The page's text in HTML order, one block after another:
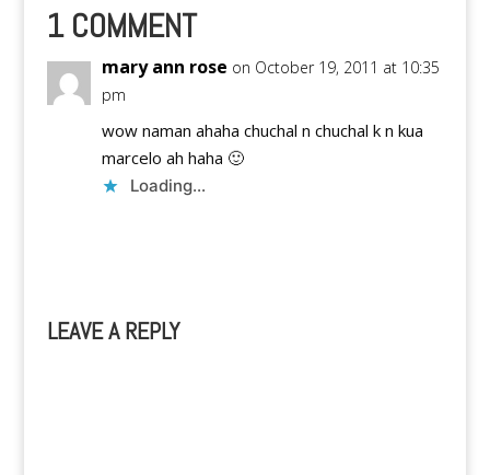
kinayamutan ng mga
magulang mo noong
iyak ka pa ng iyak dahil
wala ka…
1 COMMENT
mary ann rose on October 19, 2011 at 10:35
pm
wow naman ahaha chuchal n chuchal k n kua
marcelo ah haha 🙂
Loading...
LEAVE A REPLY